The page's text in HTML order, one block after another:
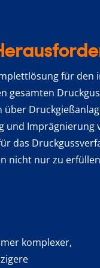
für
gesamten
und Imprägnierung
das
nicht nur zu
komplexer,